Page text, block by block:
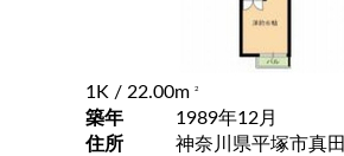
1K / 22.00m 2
築年
1989年12月
住所
神奈川県平塚市真田